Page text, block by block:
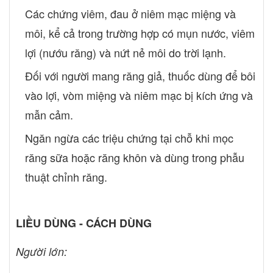
đó chúng ta nên sử dụng chỉ nha khoa. Nên có chế độ ăn uống
đầy đủ chất dinh dưỡng và không hút thuốc.
Các chứng viêm, đau ở niêm mạc miệng và
môi, kể cả trong trường hợp có mụn nước, viêm
lợi (nướu răng) và nứt nẻ môi do trời lạnh.
Đối với người mang răng giả, thuốc dùng để bôi
vào lợi, vòm miệng và niêm mạc bị kích ứng và
mẫn cảm.
Ngăn ngừa các triệu chứng tại chỗ khi mọc
răng sữa hoặc răng khôn và dùng trong phẫu
thuật chỉnh răng.
LIỀU DÙNG - CÁCH DÙNG
Người lớn: